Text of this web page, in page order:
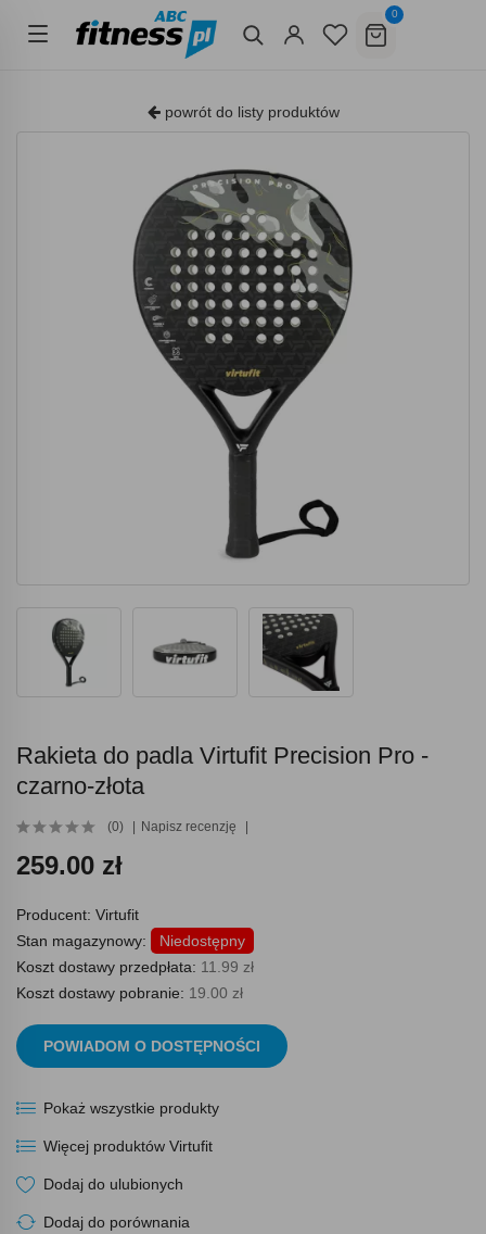
0
powrót do listy produktów
Rakieta do padla Virtufit Precision Pro -
czarno-złota
(0) Napisz recenzję
259.00 zł
Producent: Virtufit
Stan magazynowy:
Niedostępny
Koszt dostawy przedpłata: 11.99 zł
Koszt dostawy pobranie: 19.00 zł
POWIADOM O DOSTĘPNOŚCI
Pokaż wszystkie produkty
Więcej produktów Virtufit
Dodaj do ulubionych
Dodaj do porównania